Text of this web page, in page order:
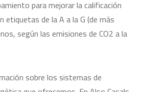
para mejorar la calificación
etiquetas de la A a la G (de más
según las emisiones de CO2 a la
sobre los sistemas de